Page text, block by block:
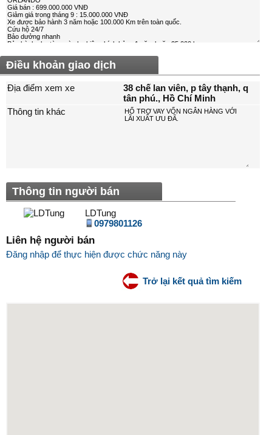
Điều khoản giao dịch
Địa điểm xem xe
38 chế lan viên, p tây thạnh, q
tân phú., Hồ Chí Minh
Thông tin khác
Thông tin người bán
LDTung
0979801126
Liên hệ người bán
Đăng nhập để thực hiện được chức năng này
Trở lại kết quả tìm kiếm